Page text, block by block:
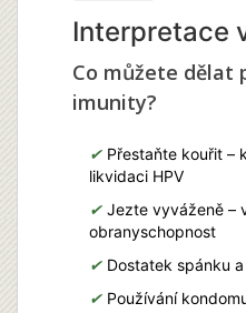
Interpretace
Co můžete dělat
imunity?
✔ Přestaňte kouřit –
likvidaci HPV
✔ Jezte vyváženě –
obranyschopnost
✔ Dostatek spánku
✔ Používání